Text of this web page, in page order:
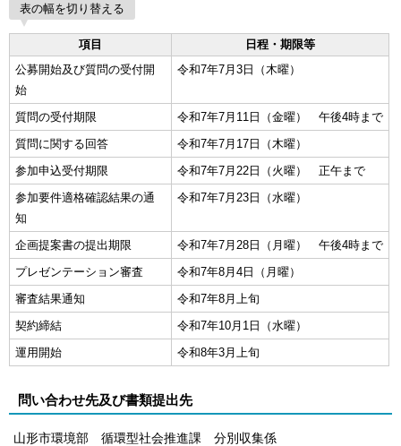
表の幅を切り替える
項目
日程・期限等
公募開始及び質問の受付開
始
令和7年7月3日（木曜）
質問の受付期限
令和7年7月11日（金曜） 午後4時まで
質問に関する回答
令和7年7月17日（木曜）
参加申込受付期限
令和7年7月22日（火曜） 正午まで
参加要件適格確認結果の通
知
令和7年7月23日（水曜）
企画提案書の提出期限
令和7年7月28日（月曜） 午後4時まで
プレゼンテーション審査
令和7年8月4日（月曜）
審査結果通知
令和7年8月上旬
契約締結
令和7年10月1日（水曜）
運用開始
令和8年3月上旬
問い合わせ先及び書類提出先
山形市環境部 循環型社会推進課 分別収集係